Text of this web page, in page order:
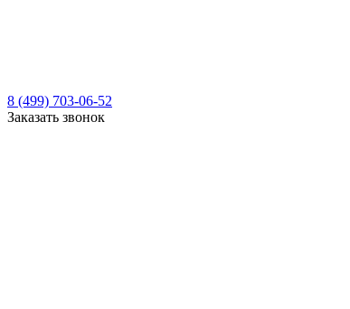
8 (499) 703-06-52
Заказать звонок